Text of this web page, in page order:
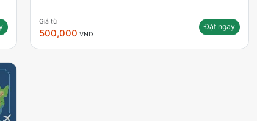
Giá từ
500,000 VND
Đặt ngay